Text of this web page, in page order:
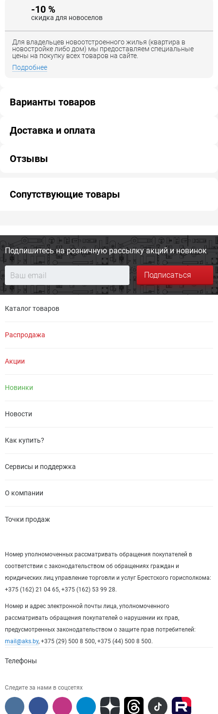
-10 %
скидка для новоселов
Для владельцев новоотстроенного жилья (квартира в
новостройке либо дом) мы предоставляем специальные
цены на покупку всех товаров на сайте.
Подробнее
Варианты товаров
Доставка и оплата
Отзывы
Сопутствующие товары
Подпишитесь на розничную рассылку акций и новинок
Подписаться
Каталог товаров
Распродажа
Акции
Новинки
Новости
Как купить?
Сервисы и поддержка
О компании
Точки продаж
Номер уполномоченных рассматривать обращения покупателей в
соответствии с законодательством об обращениях граждан и
юридических лиц управление торговли и услуг Брестского горисполкома:
+375 (162) 21 04 65, +375 (162) 53 99 28.
Номер и адрес электронной почты лица, уполномоченного
рассматривать обращения покупателей о нарушении их прав,
предусмотренных законодательством о защите прав потребителей:
mail@aks.by, +375 (29) 500 8 500, +375 (44) 500 8 500.
Телефоны
Следите за нами в соцсетях